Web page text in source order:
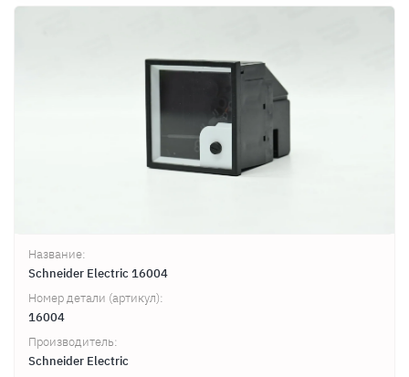
Название:
Schneider Electric 16004
Номер детали (артикул):
16004
Производитель:
Schneider Electric